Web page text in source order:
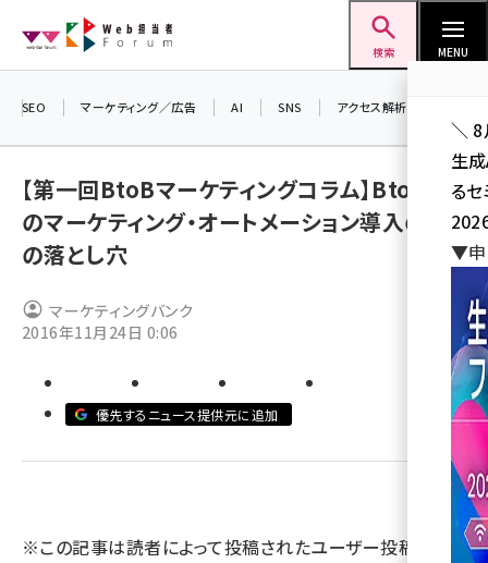
ン
検索 MENU
seo (3524)
youtube (2431)
セミナー (2306)
SEO マーケティング／広告 AI SNS アクセス解析／データ分析
【第一回BtoBマーケティングコラム】BtoBで
のマーケティング・オートメーション導入の5つ
の落とし穴
マーケティングバンク
2016年11月24日 0:06
優先するニュース提供元に追加
※この記事は読者によって投稿されたユーザー投稿のた
＼ 8
生
る
▼申